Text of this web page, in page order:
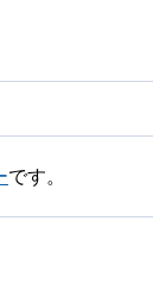
です。